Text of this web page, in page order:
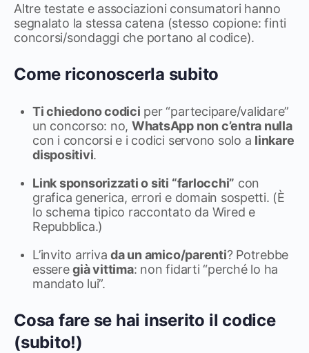
Altre testate e associazioni consumatori hanno
segnalato la stessa catena (stesso copione: finti
concorsi/sondaggi che portano al codice).
Come riconoscerla subito
Ti chiedono codici per “partecipare/validare”
un concorso: no, WhatsApp non c’entra nulla
con i concorsi e i codici servono solo a linkare
dispositivi.
Link sponsorizzati o siti “farlocchi” con
grafica generica, errori e domain sospetti. (È
lo schema tipico raccontato da Wired e
Repubblica.)
L’invito arrivada un amico/parenti? Potrebbe
esseregià vittima: non fidarti “perché lo ha
mandato lui”.
Cosa fare se hai inserito il codice
(subito!)